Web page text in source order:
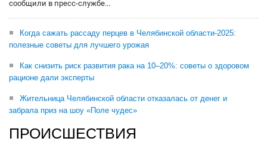
сообщили в пресс-службе...
Когда сажать рассаду перцев в Челябинской области-2025:
полезные советы для лучшего урожая
Как снизить риск развития рака на 10–20%: советы о здоровом
рационе дали эксперты
Жительница Челябинской области отказалась от денег и
забрала приз на шоу «Поле чудес»
ПРОИСШЕСТВИЯ